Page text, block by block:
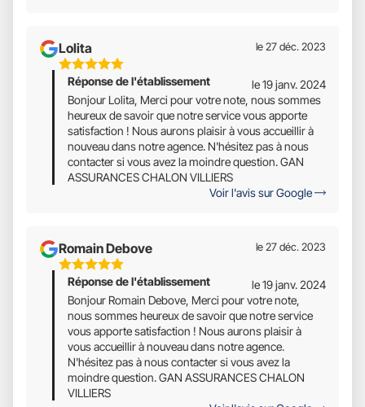
Lolita
5
Étoiles
Sur
le 27 déc. 2023
Réponse de l'établissement
le 19 janv. 2024
Bonjour Lolita, Merci pour votre note, nous sommes
heureux de savoir que notre service vous apporte
satisfaction ! Nous aurons plaisir à vous accueillir à
nouveau dans notre agence. N'hésitez pas à nous
contacter si vous avez la moindre question. GAN
ASSURANCES CHALON VILLIERS
Voir l'avis sur Google
Romain Debove
5
Étoiles
Sur
le 27 déc. 2023
Réponse de l'établissement
le 19 janv. 2024
Bonjour Romain Debove, Merci pour votre note,
nous sommes heureux de savoir que notre service
vous apporte satisfaction ! Nous aurons plaisir à
vous accueillir à nouveau dans notre agence.
N'hésitez pas à nous contacter si vous avez la
moindre question. GAN ASSURANCES CHALON
VILLIERS